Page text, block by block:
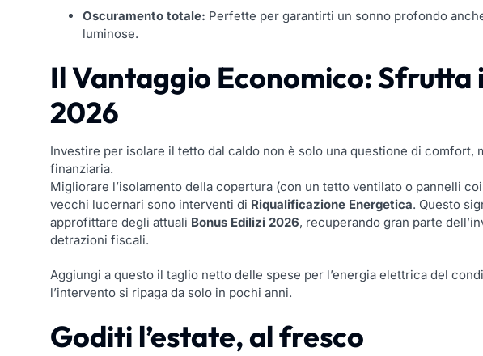
Oscuramento totale: Perfette per garantirti un sonno profondo
luminose.
Il Vantaggio Economico: Sfrutta
2026
Investire per isolare il tetto dal caldo non è solo una questione di comfort,
finanziaria.
Migliorare l’isolamento della copertura (con un tetto ventilato o pannelli
vecchi lucernari sono interventi di Riqualificazione Energetica. Questo
approfittare degli attuali Bonus Edilizi 2026, recuperando gran parte
detrazioni fiscali.
Aggiungi a questo il taglio netto delle spese per l’energia elettrica del
l’intervento si ripaga da solo in pochi anni.
Goditi l’estate, al fresco